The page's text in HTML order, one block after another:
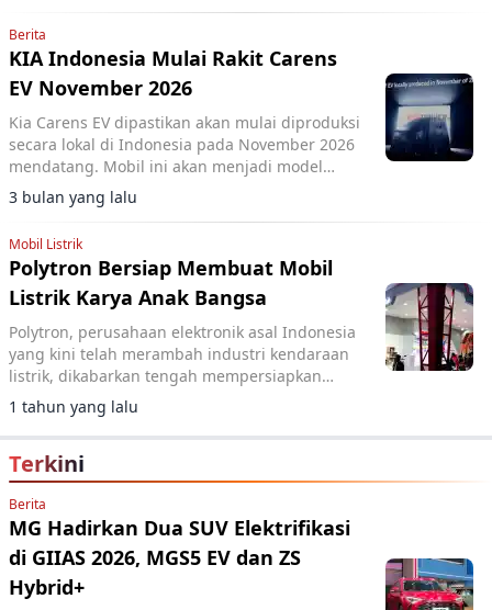
Berita
KIA Indonesia Mulai Rakit Carens
EV November 2026
Kia Carens EV dipastikan akan mulai diproduksi
secara lokal di Indonesia pada November 2026
mendatang. Mobil ini akan menjadi model
pertama Kia yang dirakit di bawah PT Kia Sales
Indonesia (KSI).
3 bulan yang lalu
Mobil Listrik
Polytron Bersiap Membuat Mobil
Listrik Karya Anak Bangsa
Polytron, perusahaan elektronik asal Indonesia
yang kini telah merambah industri kendaraan
listrik, dikabarkan tengah mempersiapkan
produksi mobil listrik nasional.
1 tahun yang lalu
Terkini
Berita
MG Hadirkan Dua SUV Elektrifikasi
di GIIAS 2026, MGS5 EV dan ZS
Hybrid+